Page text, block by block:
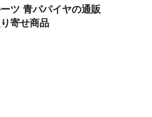
ツ 青パパイヤの通販
寄せ商品